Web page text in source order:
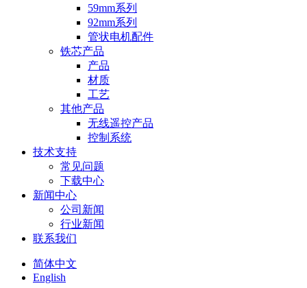
59mm系列
92mm系列
管状电机配件
铁芯产品
产品
材质
工艺
其他产品
无线遥控产品
控制系统
技术支持
常见问题
下载中心
新闻中心
公司新闻
行业新闻
联系我们
简体中文
English